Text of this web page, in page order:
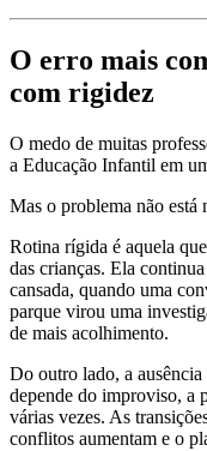
O erro mais
com rigidez
O medo de muitas
a Educação Infantil em
Mas o problema não está
Rotina rígida é aquela
das crianças. Ela
cansada, quando uma
parque virou uma
de mais acolhimento.
Do outro lado, a
depende do improviso, a
várias vezes. As
conflitos aumentam e o